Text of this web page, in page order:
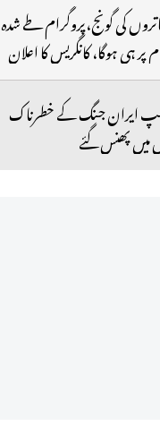
کی گونج،پروگرام طے شدہ
پر ہی ہوگا، کانگریس کا اعلان
ایران جنگ کے خطرناک
میں پھنس گئے